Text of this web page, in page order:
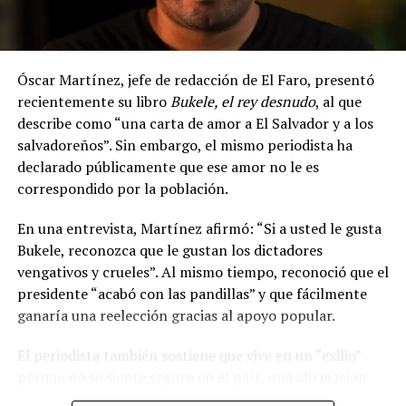
intensifican trabajo para
definir candidatos de 2027
9 julio, 2026
En «Política»
El domingo más de 167,000
afiliados a Nuevas Ideas
eligieron a candidatos a
alcaldes y diputados para
elecciones 2021
20 julio, 2020
ISD confirma alta
precandidatos en internas
Óscar Martínez, jefe de redacción de El Faro, presentó
recientemente su libroBukele, el rey desnudo, al que
describe como “una carta de amor a El Salvador y a los
salvadoreños”. Sin embargo, el mismo periodista ha
declarado públicamente que ese amor no le es
correspondido por la población.
En una entrevista, Martínez afirmó: “Si a usted le gusta
Bukele, reconozca que le gustan los dictadores
vengativos y crueles”. Al mismo tiempo, reconoció que el
presidente “acabó con las pandillas” y que fácilmente
ganaría una reelección gracias al apoyo popular.
El periodista también sostiene que vive en un “exilio”
que ha generado reacciones mixtas en redes sociales.